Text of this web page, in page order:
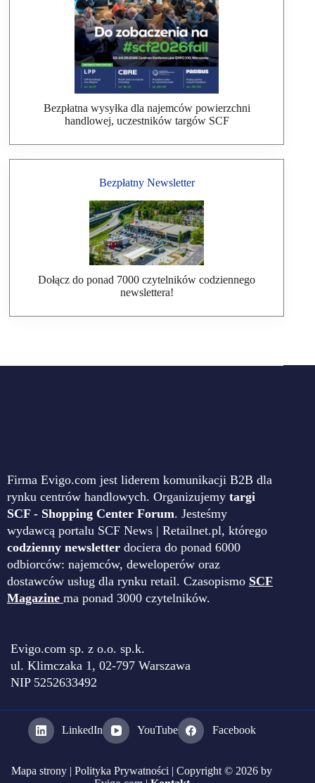
Bezpłatna wysyłka dla najemców powierzchni
handlowej, uczestników targów SCF
Bezpłatny Newsletter
Dołącz do ponad 7000 czytelników codziennego
newslettera!
Firma Evigo.com jest liderem komunikacji B2B dla
rynku centrów handlowych. Organizujemy targi
SCF - Shopping Center Forum. Jesteśmy
wydawcą portalu SCF News | Retailnet.pl, którego
codzienny newsletter dociera do ponad 6000
odbiorców: najemców, deweloperów oraz
dostawców usług dla rynku retail. Czasopismo SCF
Magazine ma ponad 3000 czytelników.
Evigo.com sp. z o.o. sp.k.
ul. Klimczaka 1, 02-797 Warszawa
NIP 5252633492
LinkedIn YouTube Facebook
Mapa strony |Polityka Prywatności | Copyright © 2026 by